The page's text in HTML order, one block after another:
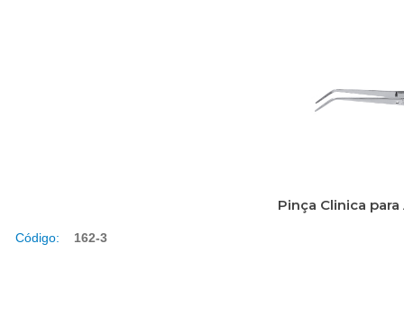
Pinça Clinica
Código: 162-3